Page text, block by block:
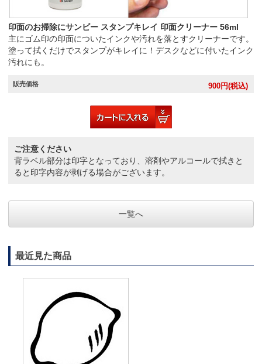
印面のお掃除にサンビー スタンプキレイ 印面クリーナー 56ml
主にゴム印の印面についたインクや汚れを落とすクリーナーです。
塗って拭くだけでスタンプがキレイに！デスクなどに付いたインク
汚れにも。
販売価格 900円(税込)
ご注意ください
背ラベル部分は印字となっており、溶剤やアルコールで拭きと
ると印字内容が剥げる場合がございます。
一覧へ
最近見た商品